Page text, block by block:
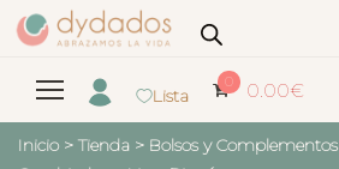
Lista
0 0.00€
Inicio > Tienda > Bolsos y Complementos